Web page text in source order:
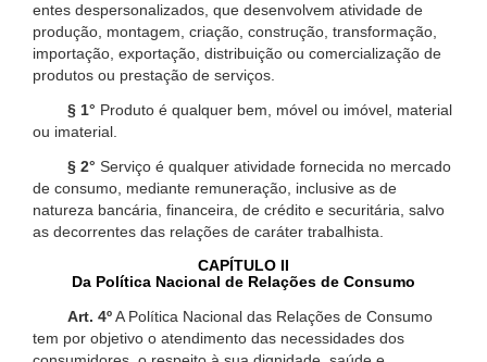
entes despersonalizados, que desenvolvem atividade de
produção, montagem, criação, construção, transformação,
importação, exportação, distribuição ou comercialização de
produtos ou prestação de serviços.
§ 1° Produto é qualquer bem, móvel ou imóvel, material
ou imaterial.
§ 2° Serviço é qualquer atividade fornecida no mercado
de consumo, mediante remuneração, inclusive as de
natureza bancária, financeira, de crédito e securitária, salvo
as decorrentes das relações de caráter trabalhista.
CAPÍTULO II
Da Política Nacional de Relações de Consumo
Art. 4ºA Política Nacional das Relações de Consumo
tem por objetivo o atendimento das necessidades dos